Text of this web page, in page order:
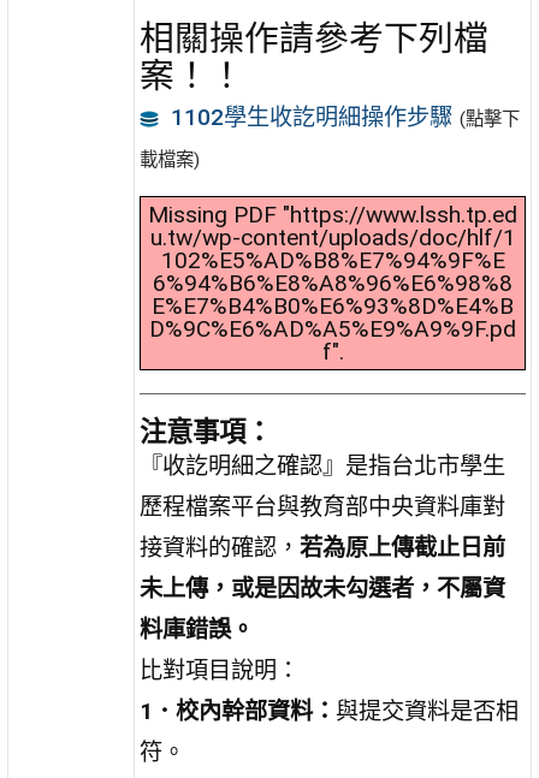
相關操作請參考下列檔
案！！
1102學生收訖明細操作步驟 (點擊下
載檔案)
Missing PDF "https://www.lssh.tp.ed
u.tw/wp-content/uploads/doc/hlf/1
102%E5%AD%B8%E7%94%9F%E
6%94%B6%E8%A8%96%E6%98%8
E%E7%B4%B0%E6%93%8D%E4%B
D%9C%E6%AD%A5%E9%A9%9F.pd
f".
注意事項：
『收訖明細之確認』是指台北市學生
歷程檔案平台與教育部中央資料庫對
接資料的確認，若為原上傳截止日前
未上傳，或是因故未勾選者，不屬資
料庫錯誤。
比對項目說明：
1．校內幹部資料：與提交資料是否相
符。